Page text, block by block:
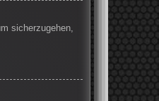
sicherzugehen,